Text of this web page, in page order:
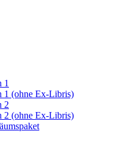
1
1 (ohne Ex-Libris)
2
2 (ohne Ex-Libris)